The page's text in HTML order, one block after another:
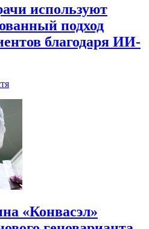
используют
подход
благодаря ИИ-
«Конвасэл»